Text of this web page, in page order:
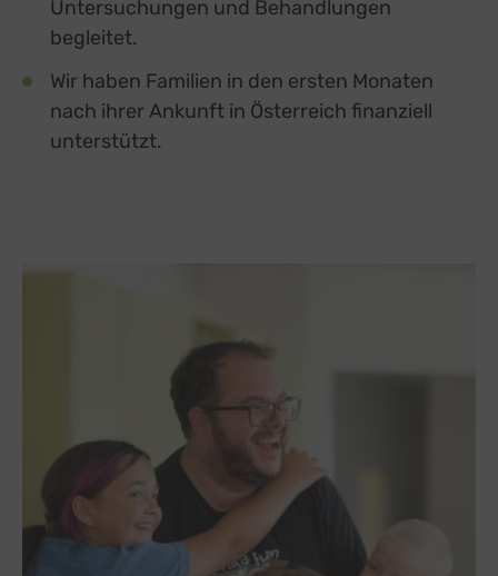
Untersuchungen und Behandlungen
begleitet.
Wir haben Familien in den ersten Monaten
nach ihrer Ankunft in Österreich finanziell
unterstützt.